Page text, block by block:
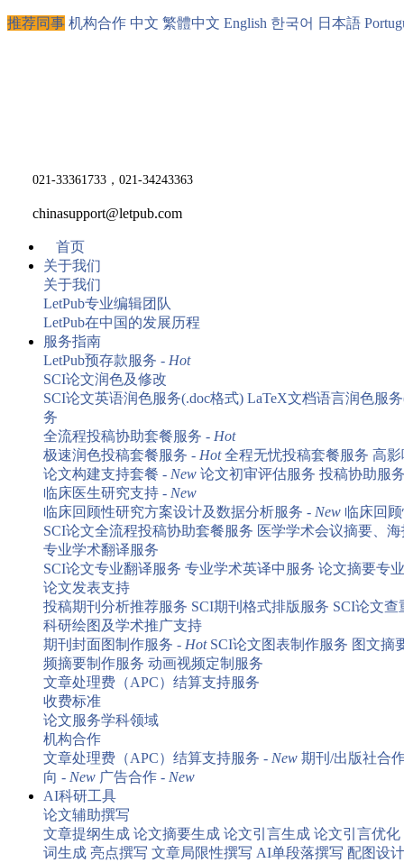
推荐同事 机构合作 中文 繁體中文 English 한국어 日本語
021-33361733，021-34243363
chinasupport@letpub.com
首页
关于我们
关于我们
LetPub专业编辑团队
LetPub在中国的发展历程
服务指南
LetPub预存款服务 - Hot
SCI论文润色及修改
SCI论文英语润色服务(.doc格式) LaTeX文档语言润色服
务
全流程投稿协助套餐服务 - Hot
极速润色投稿套餐服务 - Hot 全程无忧投稿套餐服务 高
论文构建支持套餐 - New 论文初审评估服务 投稿协助服
临床医生研究支持 - New
临床回顾性研究方案设计及数据分析服务 - New 临床回
SCI论文全流程投稿协助套餐服务 医学学术会议摘要、
专业学术翻译服务
SCI论文专业翻译服务 专业学术英译中服务 论文摘要专
论文发表支持
投稿期刊分析推荐服务 SCI期刊格式排版服务 SCI论文
科研绘图及学术推广支持
期刊封面图制作服务 - Hot SCI论文图表制作服务 图文摘
频摘要制作服务 动画视频定制服务
文章处理费（APC）结算支持服务
收费标准
论文服务学科领域
机构合作
文章处理费（APC）结算支持服务 - New 期刊/出版社合
向 - New 广告合作 - New
AI科研工具
论文辅助撰写
文章提纲生成 论文摘要生成 论文引言生成 论文引言优化
词生成 亮点撰写 文章局限性撰写 AI单段落撰写 配图设